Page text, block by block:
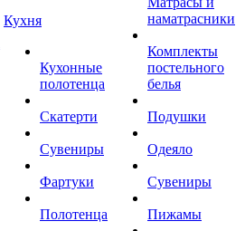
Кухня
Кухонные
полотенца
Скатерти
Сувениры
Фартуки
Полотенца
наматрасники
Комплекты
постельного
белья
Подушки
Одеяло
Сувениры
Пижамы